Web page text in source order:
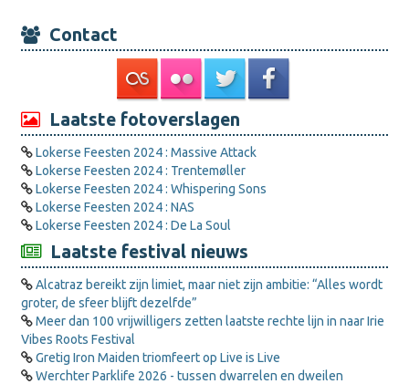
Contact
Laatste fotoverslagen
Lokerse Feesten 2024 : Massive Attack
Lokerse Feesten 2024 : Trentemøller
Lokerse Feesten 2024 : Whispering Sons
Lokerse Feesten 2024 : NAS
Lokerse Feesten 2024 : De La Soul
Laatste festival nieuws
Alcatraz bereikt zijn limiet, maar niet zijn ambitie: “Alles wordt
groter, de sfeer blijft dezelfde”
Meer dan 100 vrijwilligers zetten laatste rechte lijn in naar Irie
Vibes Roots Festival
Gretig Iron Maiden triomfeert op Live is Live
Werchter Parklife 2026 - tussen dwarrelen en dweilen